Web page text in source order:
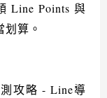
Line Points 與
算。